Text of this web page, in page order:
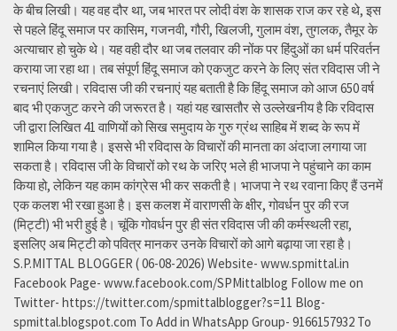
के बीच लिखी। यह वह दौर था, जब भारत पर लोदी वंश के शासक राज कर रहे थे, इस
से पहले हिंदू समाज पर कासिम, गजनवी, गौरी, खिलजी, गुलाम वंश, तुगलक, तैमूर के
अत्याचार हो चुके थे। यह वही दौर था जब तलवार की नोंक पर हिंदुओं का धर्म परिवर्तन
कराया जा रहा था। तब संपूर्ण हिंदू समाज को एकजुट करने के लिए संत रविदास जी ने
रचनाएं लिखी। रविदास जी की रचनाएं यह बताती है कि हिंदू समाज को आज 650 वर्ष
बाद भी एकजुट करने की जरूरत है। यहां यह खासतौर से उल्लेखनीय है कि रविदास
जी द्वारा लिखित 41 वाणियोंं को सिख समुदाय के गुरु ग्रंथ साहिब में शब्द के रूप में
शामिल किया गया है। इससे भी रविदास के विचारों की मानता का अंदाजा लगाया जा
सकता है। रविदास जी के विचारों को रथ के जरिए भले ही भाजपा ने पहुंचाने का काम
किया हो, लेकिन यह काम कांग्रेस भी कर सकती है। भाजपा ने रथ रवाना किए हैं उनमें
एक कलश भी रखा हुआ है। इस कलश में वाराणसी के क्षीर, गोवर्धन पुर की रज
(मिट्टी) भी भरी हुई है। चूंकि गोवर्धन पुर ही संत रविदास जी की कर्मस्थली रहा,
इसलिए अब मिट्टी को पवित्र मानकर उनके विचारों को आगे बढ़ाया जा रहा है।
S.P.MITTAL BLOGGER ( 06-08-2026) Website- www.spmittal.in
Facebook Page- www.facebook.com/SPMittalblog Follow me on
Twitter- https://twitter.com/spmittalblogger?s=11 Blog-
spmittal.blogspot.com To Add in WhatsApp Group- 9166157932 To